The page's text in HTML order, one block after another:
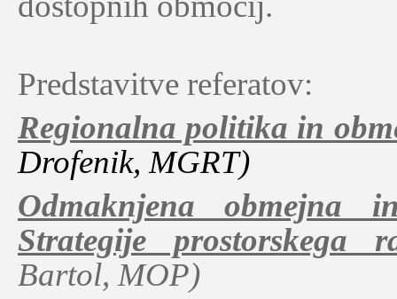
Predstavitve referatov:
Regionalna politika in
Drofenik, MGRT)
Odmaknjena obmejna
Strategije prostorskega
Bartol, MOP)